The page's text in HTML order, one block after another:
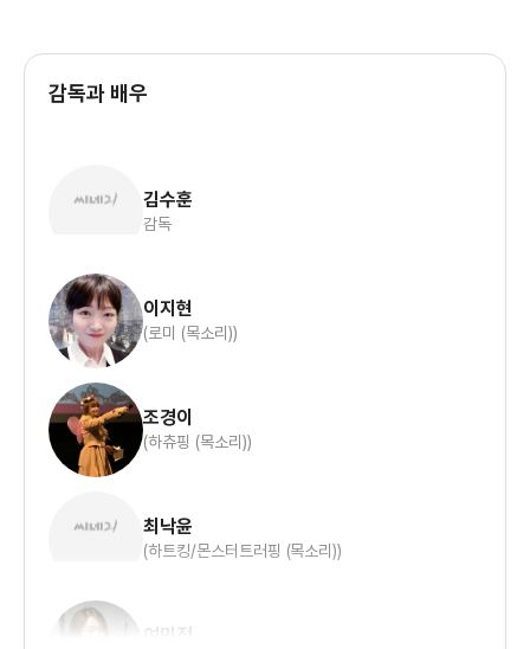
감독과 배우
김수훈
감독
이지현
(로미 (목소리))
조경이
(하츄핑 (목소리))
최낙윤
(하트킹/몬스터트러핑 (목소리))
여민정